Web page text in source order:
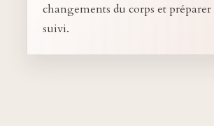
changements du corps et
suivi.